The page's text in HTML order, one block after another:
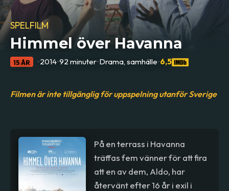
SPELFILM
Himmel över Havanna
15 ÅR •2014•92 minuter•Drama, samhälle•6,5
Filmen är inte tillgänglig för uppspelning utanför Sverige
På en terrass i Havanna
träffas fem vänner för att fira
att en av dem, Aldo, har
återvänt efter 16 år i exil i